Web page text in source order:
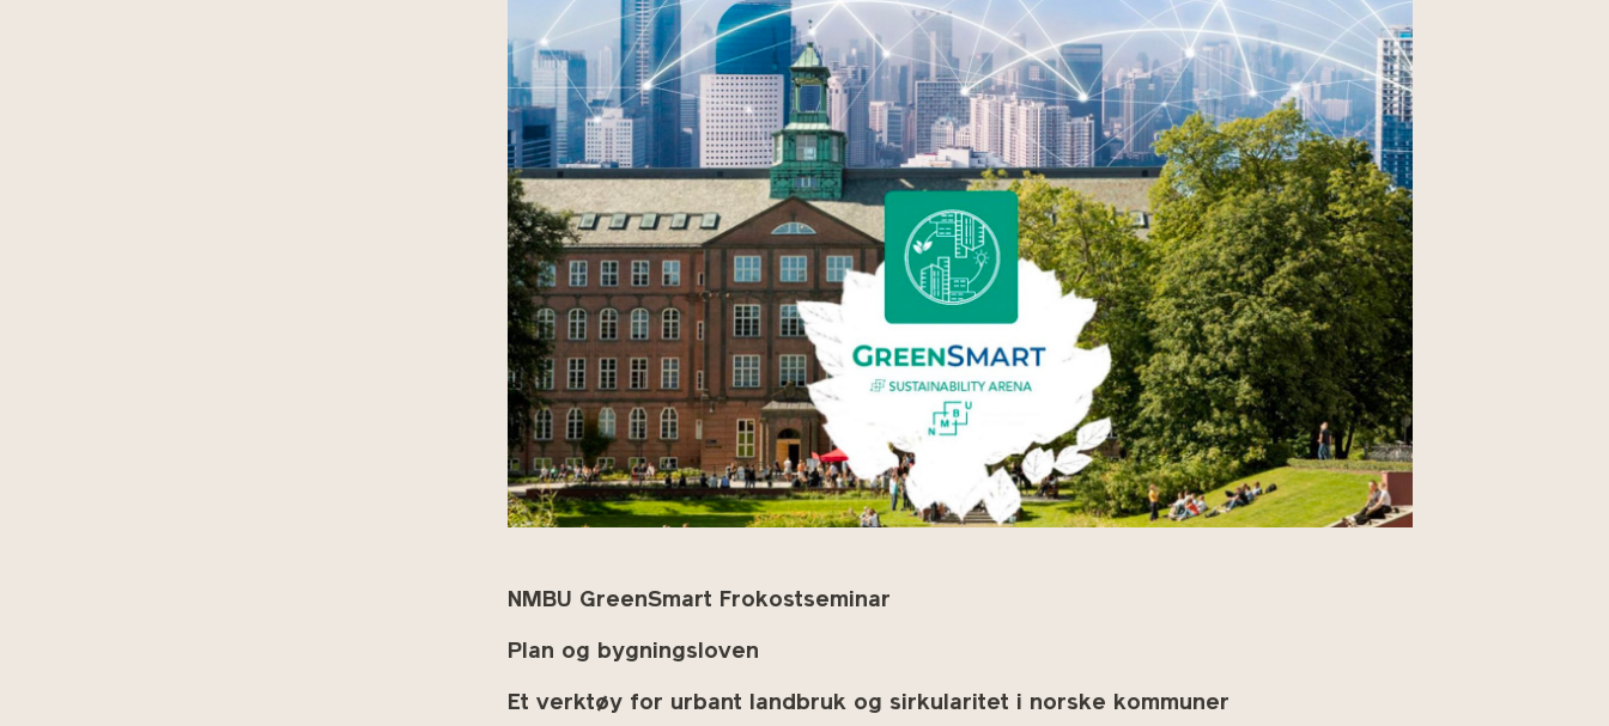
NMBU GreenSmart Frokostseminar
Plan og bygningsloven
Et verktøy for urbant landbruk og sirkularitet i norske kommuner